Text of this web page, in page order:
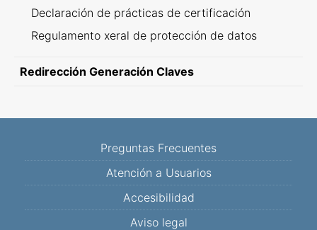
Declaración de prácticas de certificación
Regulamento xeral de protección de datos
Redirección Generación Claves
Preguntas Frecuentes
Atención a Usuarios
Accesibilidad
Aviso legal